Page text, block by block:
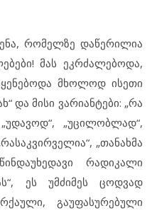
რომელზე დაწერილია
მას ეკრძალებოდა,
მხოლოდ ისეთი
და მისი ვარიანტები: „რა
„უცილობლად“,
„თანახმა
რადიკალი
ეს უმძიმეს ცოდვად
გაუფასურებული